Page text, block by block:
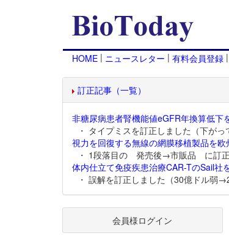
HOME | ニュースレター | 有料会員登録 |
訂正記事（一覧）
非糖尿病患者腎機能値eGFR年換算低
・ タイプミスを訂正しました（下が
視力を回復する無線の網膜移植製品を欧
・ 1段落目の 発売後→市販品 に訂正
体内仕立て免疫疾患治療CAR-TのSail社
・ 誤解を訂正しました（30億ドル弱
会員様ログイン